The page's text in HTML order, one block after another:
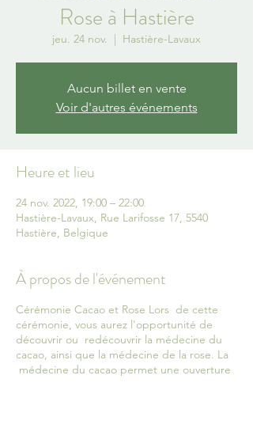
Rose à Hastière
jeu. 24 nov.
  |
Hastière-Lavaux
Aucun billet en vente
Voir d'autres événements
Heure et lieu
24 nov. 2022, 19:00 – 22:00
Hastière-Lavaux, Rue Larifosse 17, 5540
Hastière, Belgique
À propos de l'événement
Cérémonie Cacao et Rose Lors de cette
cérémonie, vous aurez l'opportunité de
découvrir ou redécouvrir la médecine du
cacao, ainsi que la médecine de la rose. La
médecine du cacao permet une ouverture